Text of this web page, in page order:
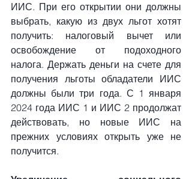
ИИС. При его открытии они должны
выбрать, какую из двух льгот хотят
получить: налоговый вычет или
освобождение от подоходного
налога. Держать деньги на счете для
получения льготы обладатели ИИС
должны были три года. С 1 января
2024 года ИИС 1 и ИИС 2 продолжат
действовать, но новые ИИС на
прежних условиях открыть уже не
получится.